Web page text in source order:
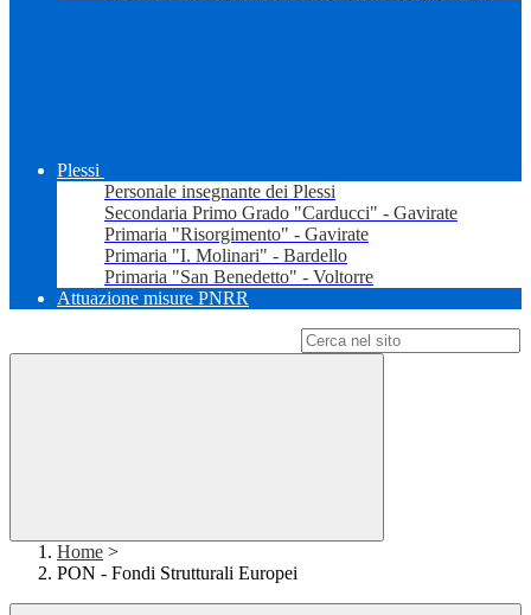
Plessi
Personale insegnante dei Plessi
Secondaria Primo Grado "Carducci" - Gavirate
Primaria "Risorgimento" - Gavirate
Primaria "I. Molinari" - Bardello
Primaria "San Benedetto" - Voltorre
Attuazione misure PNRR
Home >
PON - Fondi Strutturali Europei